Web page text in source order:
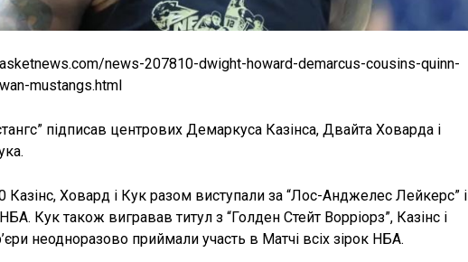
news-207810-dwight-howard-demarcus-cousins-quinn-
mustangs.html
підписав центрових Демаркуса Казінса, Двайта Ховарда і
Казінс, Ховард і Кук разом виступали за “Лос-Анджелес Лейкерс” і
Кук також вигравав титул з “Голден Стейт Ворріорз”, Казінс і
неодноразово приймали участь в Матчі всіх зірок НБА.